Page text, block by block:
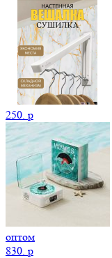
250. p
оптом
830. p